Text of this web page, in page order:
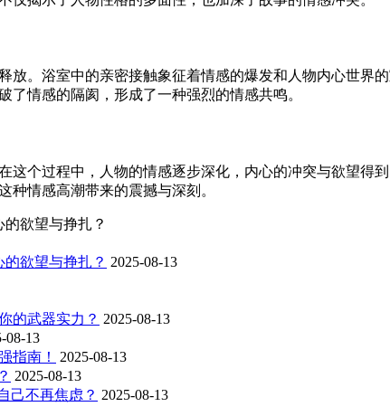
。浴室中的亲密接触象征着情感的爆发和人物内心世界
情感的隔阂，形成了一种强烈的情感共鸣。
这个过程中，人物的情感逐步深化，内心的冲突与欲望得
种情感高潮带来的震撼与深刻。
欲望与挣扎？
欲望与挣扎？ 2025-08-13
的武器实力？ 2025-08-13
08-13
指南！
2025-08-13
2025-08-13
己不再焦虑？ 2025-08-13